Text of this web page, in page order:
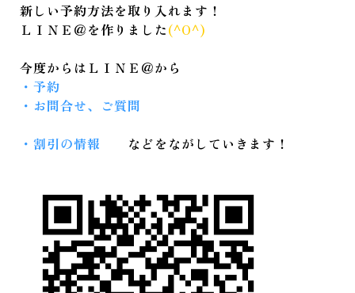
新しい予約方法を取り入れます！
ＬＩＮＥ＠を作りました(^O^)
今度からはＬＩＮＥ＠から
・予約
・お問合せ、ご質問
・割引の情報 などをながしていきます！